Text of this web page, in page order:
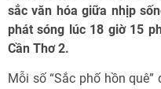
sắc văn hóa giữa nhịp
phát sóng lúc 18 giờ 15
Cần Thơ 2.
Mỗi số “Sắc phố hồn